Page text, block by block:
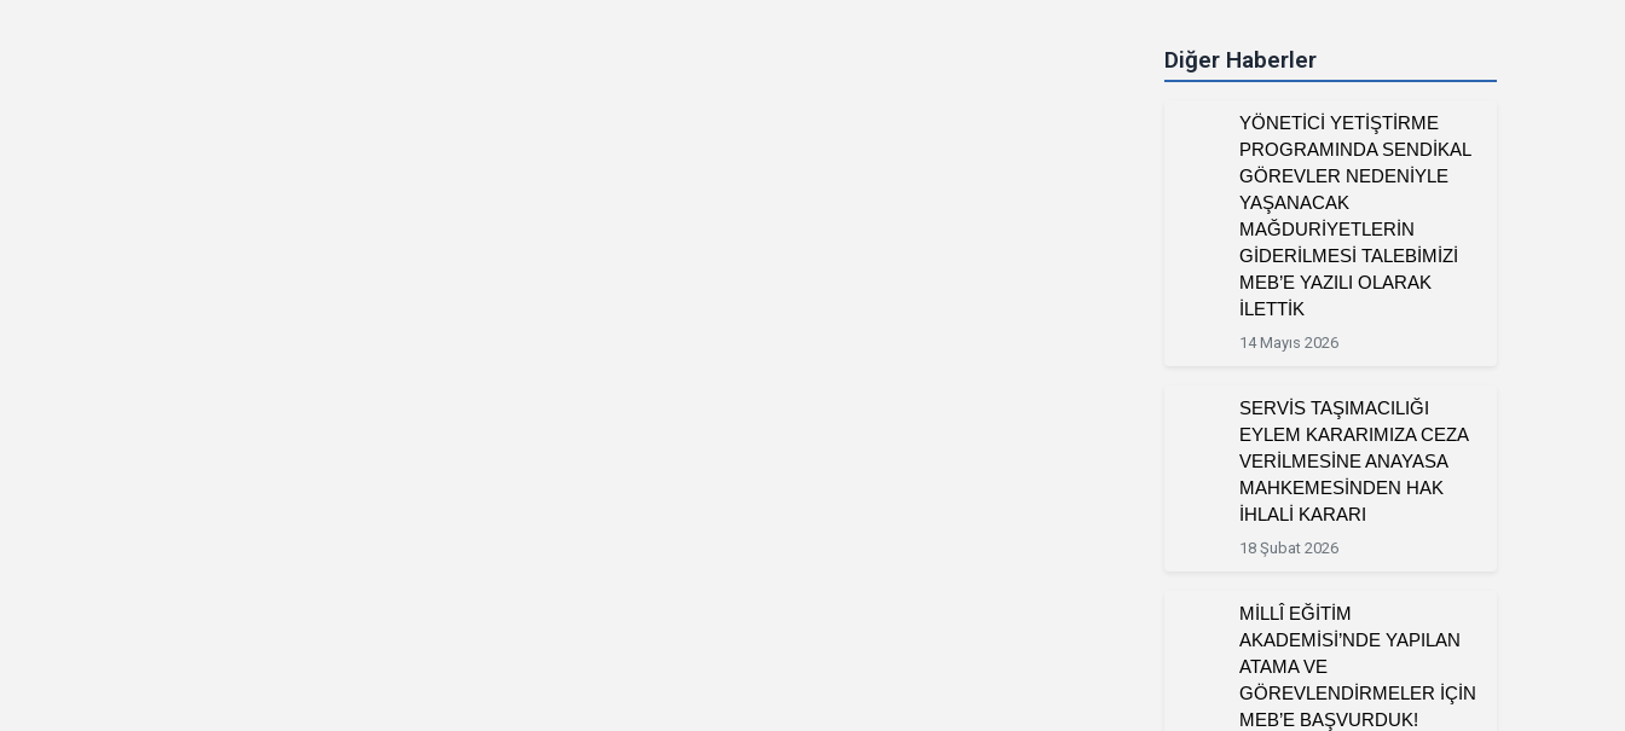
Diğer Haberler
YÖNETİCİ YETİŞTİRME
PROGRAMINDA SENDİKAL
GÖREVLER NEDENİYLE
YAŞANACAK
MAĞDURİYETLERİN
GİDERİLMESİ TALEBİMİZİ
MEB’E YAZILI OLARAK
İLETTİK
14 Mayıs 2026
SERVİS TAŞIMACILIĞI
EYLEM KARARIMIZA CEZA
VERİLMESİNE ANAYASA
MAHKEMESİNDEN HAK
İHLALİ KARARI
18 Şubat 2026
MİLLÎ EĞİTİM
AKADEMİSİ’NDE YAPILAN
ATAMA VE
GÖREVLENDİRMELER İÇİN
MEB’E BAŞVURDUK!